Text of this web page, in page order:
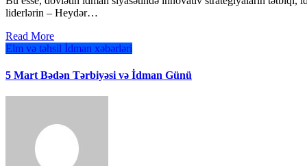
liderlərin – Heydər…
Read More
Elm və təhsil İdman xəbərləri
5 Mart Bədən Tərbiyəsi və İdman Günü